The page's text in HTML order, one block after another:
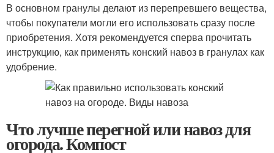
В основном гранулы делают из перепревшего вещества,
чтобы покупатели могли его использовать сразу после
приобретения. Хотя рекомендуется сперва прочитать
инструкцию, как применять конский навоз в гранулах как
удобрение.
Что лучше перегной или навоз для
огорода. Компост